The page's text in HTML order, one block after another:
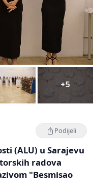
+5
Podijeli
(ALU) u Sarajevu
radova
"Besmisao